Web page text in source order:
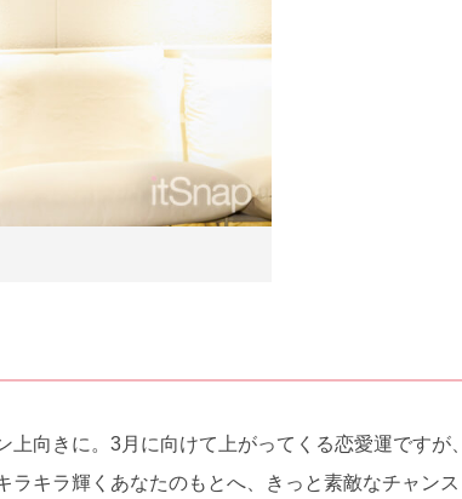
向きに。3月に向けて上がってくる恋愛運ですが、
キラ輝くあなたのもとへ、きっと素敵なチャンス